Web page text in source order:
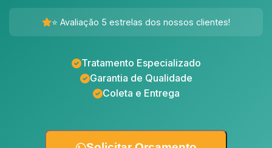
⭐ Avaliação 5 estrelas dos nossos clientes!
Tratamento Especializado
Garantia de Qualidade
Coleta e Entrega